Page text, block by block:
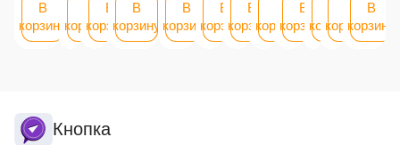
В
корзинукорзину
В
корзину
В
корзину
В
корзину
В
корзину
В
корзинукорзину
В
корзинукорзину
корзину
В
корзину
Кнопка